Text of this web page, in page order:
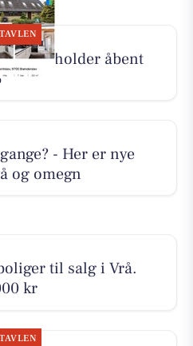
& Vrå holder åbent
- Her er nye
og omegn
til salg i Vrå.
kr